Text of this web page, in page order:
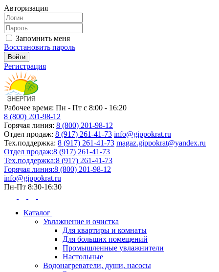
Авторизация
Запомнить меня
Восстановить пароль
Регистрация
Рабочее время: Пн - Пт с 8:00 - 16:20
8 (800) 201-98-12
Горячая линия: 8 (800) 201-98-12
Отдел продаж: 8 (917) 261-41-73 info@gippokrat.ru
Тех.поддержка: 8 (917) 261-41-73 magaz.gippokrat@yandex.ru
Отдел продаж:8 (917) 261-41-73
Тех.поддержка:8 (917) 261-41-73
Горячая линия:8 (800) 201-98-12
info@gippokrat.ru
Пн-Пт 8:30-16:30
Каталог
Увлажнение и очистка
Для квартиры и комнаты
Для больших помещений
Промышленные увлажнители
Настольные
Водонагреватели, души, насосы